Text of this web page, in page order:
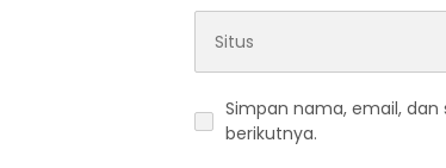
Simpan nama, email,
berikutnya.